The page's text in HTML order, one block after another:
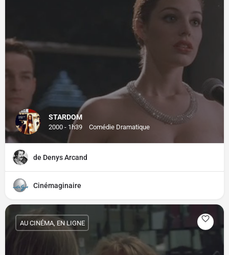
STARDOM
2000 - 1h39 Comédie Dramatique
de Denys Arcand
Cinémaginaire
AU CINÉMA, EN LIGNE